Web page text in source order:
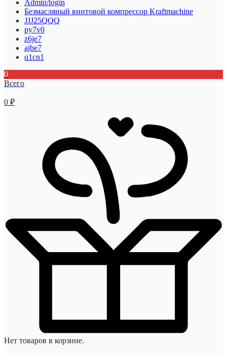
Admin/login
Безмасляный винтовой компрессор Kraftmaсhine
JJJ25QQQ
py7v0
z6je7
ajbe7
q1cn1
0
Всего
0 ₽
Нет товаров в корзине.